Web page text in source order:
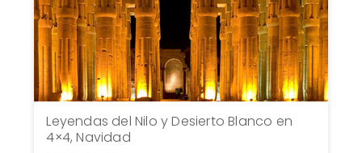
Leyendas del Nilo y Desierto Blanco en
4×4, Navidad